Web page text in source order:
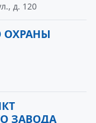
д. 120
ОХРАНЫ
ЗАВОДА